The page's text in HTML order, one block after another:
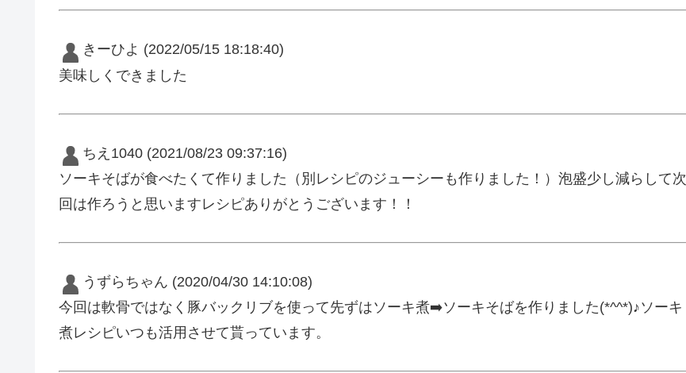
きーひよ (2022/05/15 18:18:40)
美味しくできました
ちえ1040 (2021/08/23 09:37:16)
ソーキそばが食べたくて作りました（別レシピのジューシーも作りました！）泡盛少し減らして次
回は作ろうと思いますレシピありがとうございます！！
うずらちゃん (2020/04/30 14:10:08)
今回は軟骨ではなく豚バックリブを使って先ずはソーキ煮➡️ソーキそばを作りました(*^^*)♪ソーキ
煮レシピいつも活用させて貰っています。